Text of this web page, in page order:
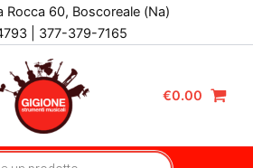
Rocca 60, Boscoreale (Na)
| 377-379-7165
€0.00